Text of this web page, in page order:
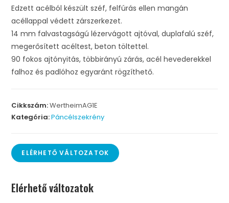
Edzett acélból készült széf, felfúrás ellen mangán
acéllappal védett zárszerkezet.
14 mm falvastagságú lézervágott ajtóval, duplafalú széf,
megerősített acéltest,beton töltettel.
90 fokos ajtónyitás, többirányú zárás, acél hevederekkel
falhoz és padlóhoz egyaránt rögzíthető.
Cikkszám:WertheimAG1E
Kategória:Páncélszekrény
ELÉRHETŐ VÁLTOZATOK
Elérhető változatok